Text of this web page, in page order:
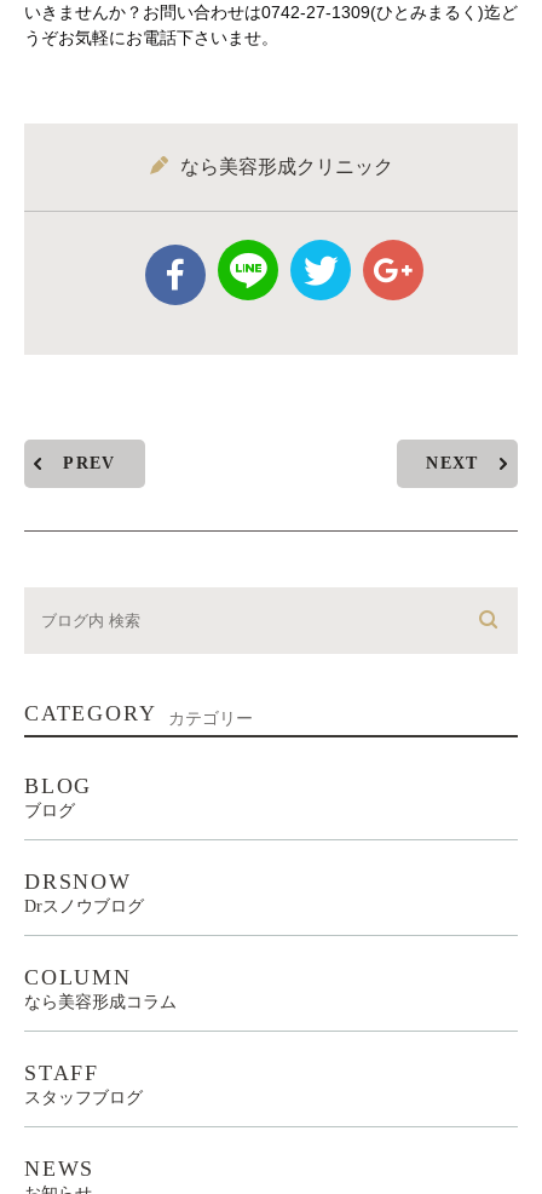
いきませんか？お問い合わせは0742-27-1309(ひとみまるく)迄ど
うぞお気軽にお電話下さいませ。
なら美容形成クリニック
PREV NEXT
CATEGORY カテゴリー
BLOG
ブログ
DRSNOW
Drスノウブログ
COLUMN
なら美容形成コラム
STAFF
スタッフブログ
NEWS